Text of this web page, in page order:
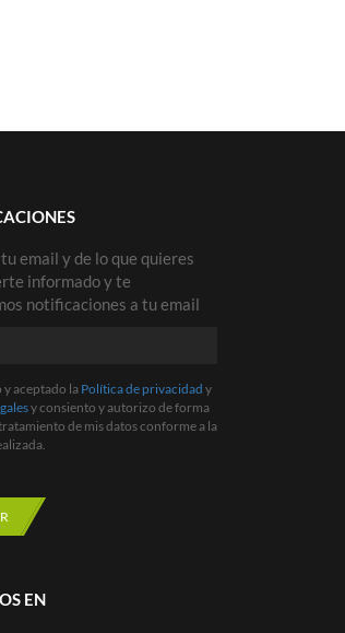
email y de lo que quieres
informado y te
notificaciones a tu email
y aceptado la Política de privacidad y
y consiento y autorizo de forma
de mis datos conforme a la
EN